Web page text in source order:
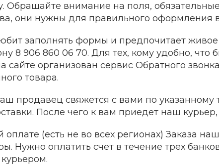
Обращайте внимание на поля,
они нужны для правильного оформления
заполнять формы и предпочитает
8 906 860 06 70. Для тех, кому удобно, что
сайте организован сервис Обратного
товара.
продавец свяжется с вами по указанному
После чего к вам приедет наш
(есть не во всех регионах) Заказа
Нужно оплатить счет в течение трех